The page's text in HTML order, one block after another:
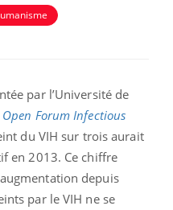
par l’Université de
Open Forum Infectious
du VIH sur trois aurait
en 2013. Ce chiffre
depuis
par le VIH ne se